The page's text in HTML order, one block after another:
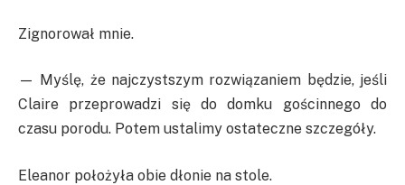
Zignorował mnie.
— Myślę, że najczystszym rozwiązaniem będzie, jeśli
Claire przeprowadzi się do domku gościnnego do
czasu porodu. Potem ustalimy ostateczne szczegóły.
Eleanor położyła obie dłonie na stole.